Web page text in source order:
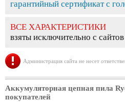
гарантийный сертификат с
ВСЕ ХАРАКТЕРИСТИКИ
взяты исключительно с
Администрация сайта не несет
Аккумуляторная цепная пила
покупателей